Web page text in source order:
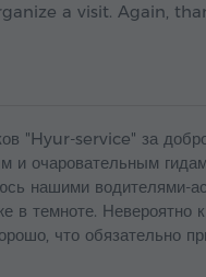
a visit. Again,
"Hyur-service" за
и очаровательным
нашими водителями-
в темноте. Невероятно
что обязательно